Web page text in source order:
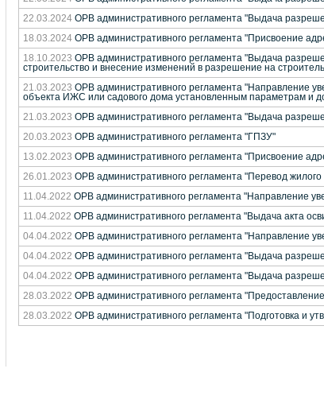
22.03.2024 ОРВ административного регламента "Выдача
18.03.2024 ОРВ административного регламента "Присвоение
18.10.2023 ОРВ административного регламента "Выдача
строительство и внесение изменений в разрешение на
21.03.2023 ОРВ административного регламента "Направление
объекта ИЖС или садового дома установленным параметрам и
21.03.2023 ОРВ административного регламента "Выдача
20.03.2023 ОРВ административного регламента "ГПЗУ"
13.02.2023 ОРВ административного регламента "Присвоение
26.01.2023 ОРВ административного регламента "Перевод
11.04.2022 ОРВ административного регламента "Направление
11.04.2022 ОРВ административного регламента "Выдача акта
04.04.2022 ОРВ административного регламента "Направление
04.04.2022 ОРВ административного регламента "Выдача
04.04.2022 ОРВ административного регламента "Выдача
28.03.2022 ОРВ административного регламента
28.03.2022 ОРВ административного регламента "Подготовка и